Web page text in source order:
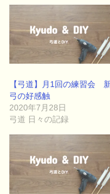
【弓道】月1回の練習会
弓の好感触
2020年7月28日
弓道 日々の記録